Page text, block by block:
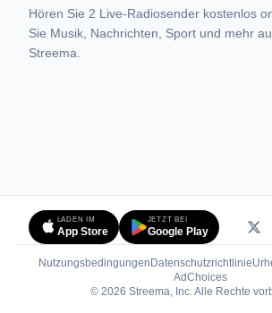
Hören Sie 2 Live-Radiosender kostenlos
Sie Musik, Nachrichten, Sport und mehr
Streema.
LADEN IM
App Store
JETZT BEI
Google Play
Nutzungsbedingungen Datenschutzrichtlinie
AdChoices(öffnet in
© 2026 Streema, Inc. Alle Rechte